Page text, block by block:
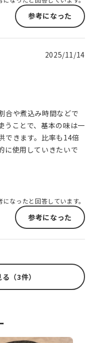
参考になった
2025/11/14
合や煮込み時間などで
うことで、基本の味は一
できます。比率も14倍
に使用していきたいで
なったと回答しています。
参考になった
（3件）